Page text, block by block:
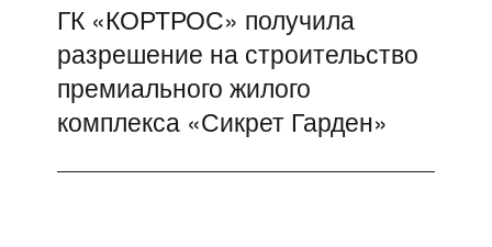
Следующая
запись:
ГК «КОРТРОС» получила
разрешение на строительство
премиального жилого
комплекса «Сикрет Гарден»